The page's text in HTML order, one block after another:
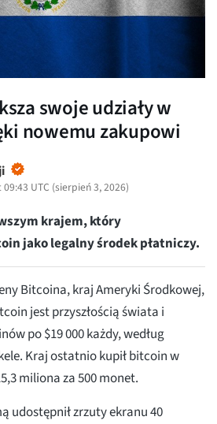
swoje udziały w
nowemu zakupowi
UTC (sierpień 3, 2026)
krajem, który
jako legalny środek płatniczy.
Bitcoina, kraj Ameryki Środkowej,
jest przyszłością świata i
po $19 000 każdy, według
Kraj ostatnio kupił bitcoin w
miliona za 500 monet.
udostępnił zrzuty ekranu 40